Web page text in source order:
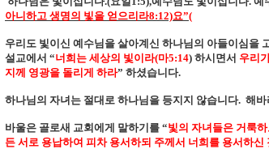
아니하고 생명의 빛을 얻으리라8:12)요”(
우리도 빛이신 예수님을 살아계신 하나님의 아들이심을
설교에서 “너희는 세상의 빛이라(마5:14) 하시면서 우리
지께 영광을 돌리게 하라” 하셨습니다.
하나님의 자녀는 절대로 하나님을 등지지 않습니다. 해바
바울은 골로새 교회에게 말하기를 “빛의 자녀들은 거룩
든 서로 용납하여 피차 용서하되 주께서 너희를 용서하